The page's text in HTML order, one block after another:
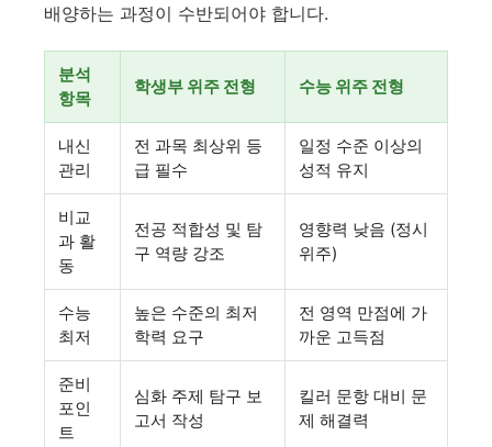
배양하는 과정이 수반되어야 합니다.
분석
항목
학생부 위주 전형 수능 위주 전형
내신
관리
전 과목 최상위 등
급 필수
일정 수준 이상의
성적 유지
비교
과 활
동
전공 적합성 및 탐
구 역량 강조
영향력 낮음 (정시
위주)
수능
최저
높은 수준의 최저
학력 요구
전 영역 만점에 가
까운 고득점
준비
포인
트
심화 주제 탐구 보
고서 작성
킬러 문항 대비 문
제 해결력